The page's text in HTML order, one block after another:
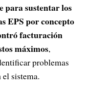
para sustentar los
EPS por concepto
facturación
máximos,
problemas
sistema.